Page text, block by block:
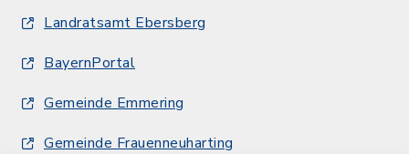
Landratsamt Ebersberg
BayernPortal
Gemeinde Emmering
Gemeinde Frauenneuharting